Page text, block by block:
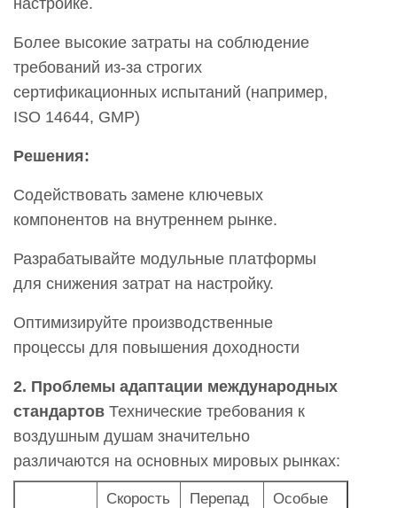
Более высокие затраты на соблюдение
требований из-за строгих
сертификационных испытаний (например,
ISO 14644, GMP)
Решения:
Содействовать замене ключевых
компонентов на внутреннем рынке.
Разрабатывайте модульные платформы
для снижения затрат на настройку.
Оптимизируйте производственные
процессы для повышения доходности
2. Проблемы адаптации международных
стандартов Технические требования к
воздушным душам значительно
различаются на основных мировых рынках:
Скорость
Перепад
Особые